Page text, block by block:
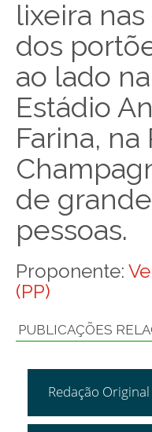
lixeira
dos
ao lado
Estádio
Farina,
de
pessoas.
Proponente:
(PP)
PUBLICAÇÕES
Redação Original